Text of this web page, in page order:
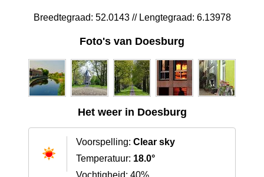
Breedtegraad: 52.0143 // Lengtegraad: 6.13978
Foto's van Doesburg
Het weer in Doesburg
Voorspelling: Clear sky
Temperatuur: 18.0°